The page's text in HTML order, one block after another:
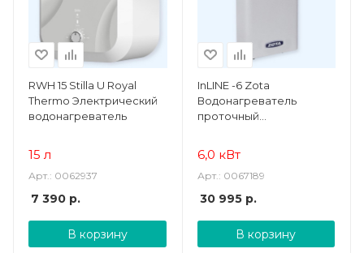
RWH 15 Stilla U Royal
Thermo Электрический
водонагреватель
15 л
Арт.: 0062937
7 390 р.
В корзину
InLINE -6 Zota
Водонагреватель
проточный
6,0 кВт
Арт.: 0067189
30 995р.
В корзину